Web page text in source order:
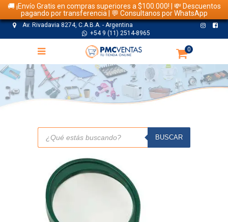
🚚 ¡Envío Gratis en compras superiores a $100.000! | 💸 Descuentos
pagando por transferencia | 💬 Consultanos por WhatsApp
Av. Rivadavia 8274, C.A.B.A. - Argentina
+54 9 (11) 2514-8965
0
TIENDA
Búsqueda
productos
BUSCAR